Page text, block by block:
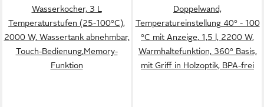
Wasserkocher, 3 L
Temperaturstufen (25-100°C),
2000 W, Wassertank abnehmbar,
Touch-Bedienung,Memory-
Funktion
Doppelwand,
Temperatureinstellung 40° - 100
°C mit Anzeige, 1,5 l, 2200 W,
Warmhaltefunktion, 360° Basis,
mit Griff in Holzoptik, BPA-frei